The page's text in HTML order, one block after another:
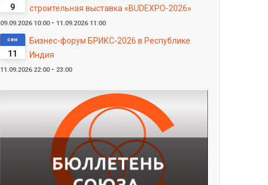
9
строительная выставка «BUDEXPO-2026»
09.09.2026 10:00 - 11.09.2026 11:00
11
сен
Бизнес-форум БРИКС-2026 в Республике
Индия
11.09.2026 22:00 - 23:00